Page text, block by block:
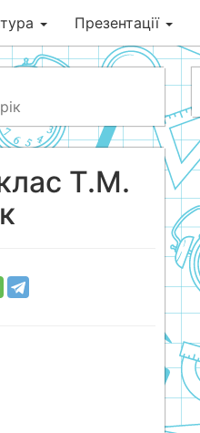
Презентації
Т.М.